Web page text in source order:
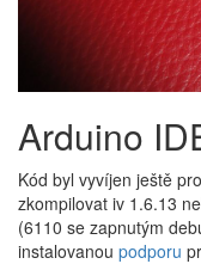
Arduino
Kód byl vyvíjen ještě
zkompilovat iv 1.6.13
(6110 se zapnutým
instalovanou​ podporu